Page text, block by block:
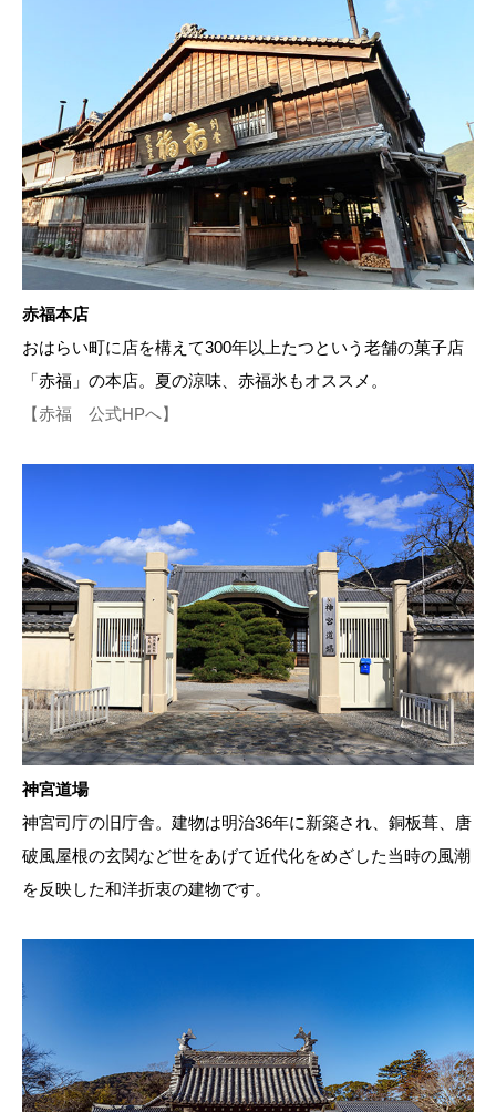
赤福本店
おはらい町に店を構えて300年以上たつという老舗の菓子店
「赤福」の本店。夏の涼味、赤福氷もオススメ。
【赤福 公式HPへ】
神宮道場
神宮司庁の旧庁舎。建物は明治36年に新築され、銅板葺、唐
破風屋根の玄関など世をあげて近代化をめざした当時の風潮
を反映した和洋折衷の建物です。